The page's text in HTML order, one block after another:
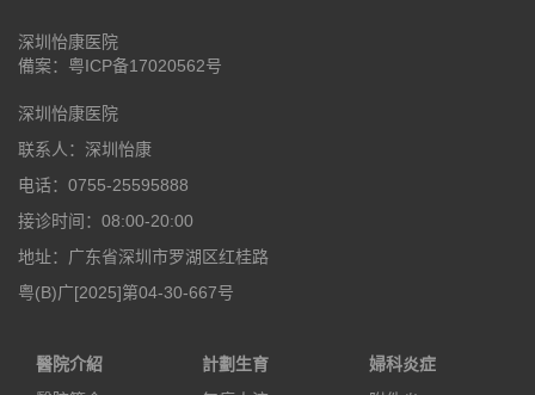
深圳怡康医院
備案： 粤ICP备17020562号
深圳怡康医院
联系人：深圳怡康
电话：0755-25595888
接诊时间：08:00-20:00
地址：广东省深圳市罗湖区红桂路
粤(B)广[2025]第04-30-667号
醫院介紹
計劃生育
婦科炎症